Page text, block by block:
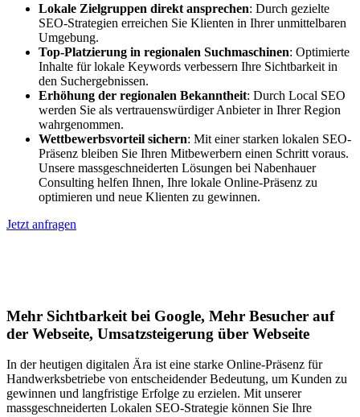
Lokale Zielgruppen direkt ansprechen: Durch gezielte
SEO-Strategien erreichen Sie Klienten in Ihrer unmittelbaren
Umgebung.
Top-Platzierung in regionalen Suchmaschinen: Optimierte
Inhalte für lokale Keywords verbessern Ihre Sichtbarkeit in
den Suchergebnissen.
Erhöhung der regionalen Bekanntheit: Durch Local SEO
werden Sie als vertrauenswürdiger Anbieter in Ihrer Region
wahrgenommen.
Wettbewerbsvorteil sichern: Mit einer starken lokalen SEO-
Präsenz bleiben Sie Ihren Mitbewerbern einen Schritt voraus.
Unsere massgeschneiderten Lösungen bei Nabenhauer
Consulting helfen Ihnen, Ihre lokale Online-Präsenz zu
optimieren und neue Klienten zu gewinnen.
Jetzt anfragen
Mehr Sichtbarkeit bei Google, Mehr Besucher auf
der Webseite, Umsatzsteigerung über Webseite
In der heutigen digitalen Ära ist eine starke Online-Präsenz für
Handwerksbetriebe von entscheidender Bedeutung, um Kunden zu
gewinnen und langfristige Erfolge zu erzielen. Mit unserer
massgeschneiderten Lokalen SEO-Strategie können Sie Ihre